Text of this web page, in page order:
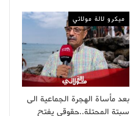
ميكرو لالة مولاتي
بعد مأساة الهجرة الجماعية الى
سبتة المحتلة..حقوقي يفتح